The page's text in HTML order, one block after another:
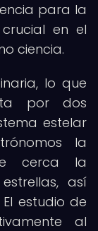
para la
en el
ciencia.
lo que
por dos
estelar
la
cerca la
así
estudio de
al